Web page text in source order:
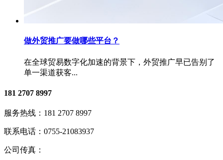
做外贸推广要做哪些平台？
在全球贸易数字化加速的背景下，外贸推广早已告别了
单一渠道获客...
181 2707 8997
服务热线： 181 2707 8997
联系电话： 0755-21083937
公司传真：